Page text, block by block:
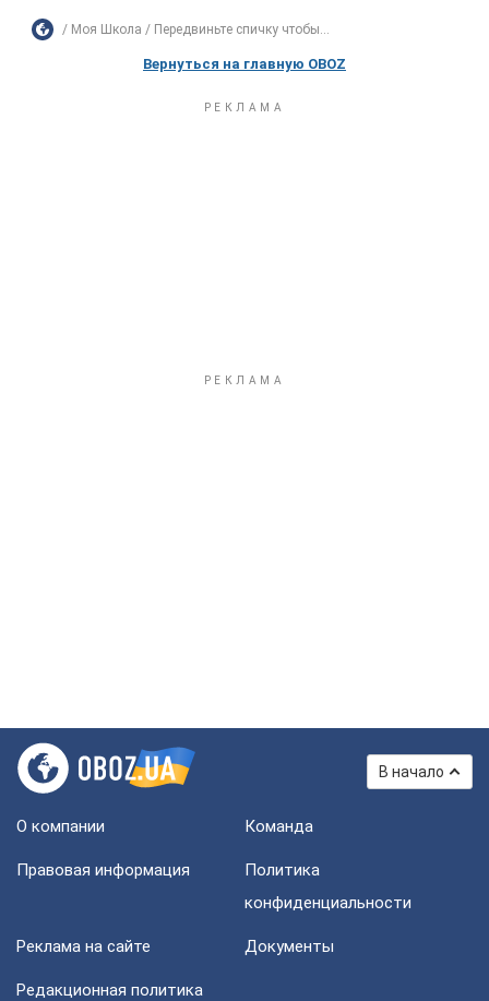
Моя Школа Передвиньте спичку чтобы...
Вернуться на главную OBOZ
В начало
О компании Команда
Правовая информация
Политика
конфиденциальности
Реклама на сайте Документы
Редакционная политика